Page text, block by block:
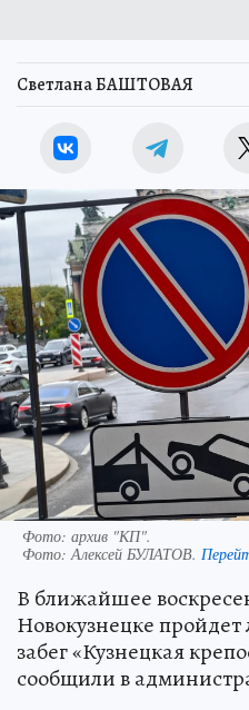
Светлана БАШТОВАЯ
Фото: архив "КП".
Фото: Алексей БУЛАТОВ.
В ближайшее
Новокузнецке пройдет
забег «Кузнецкая
сообщили в